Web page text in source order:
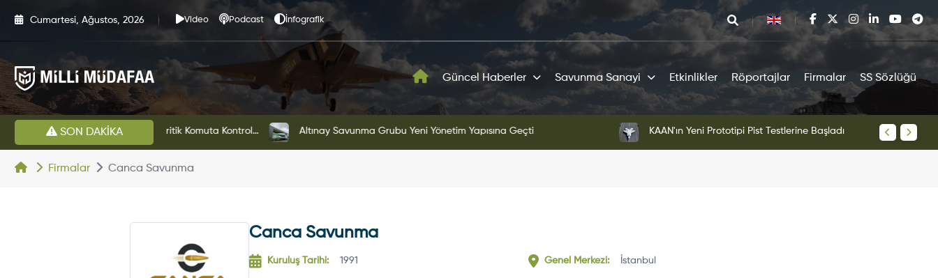
Cumartesi, Ağustos, 2026 Video Podcast İnfografik
Güncel Haberler Savunma Sanayi Etkinlikler Röportajlar Firmalar SS Sözlüğü
SON DAKİKA Altınay Savunma Grubu Yeni Yönetim Yapısına Geçti KAAN'ın Yeni Prototipi Pist Testlerine Başladı KAAN
Firmalar Canca Savunma
Canca Savunma
Kuruluş Tarihi: 1991 Genel Merkezi: İstanbul